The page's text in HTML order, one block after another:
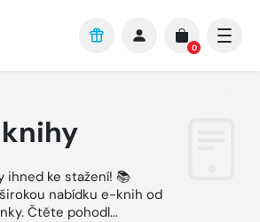
0
ihned ke stažení! 📚
nabídku e-knih od
Čtěte pohodl...